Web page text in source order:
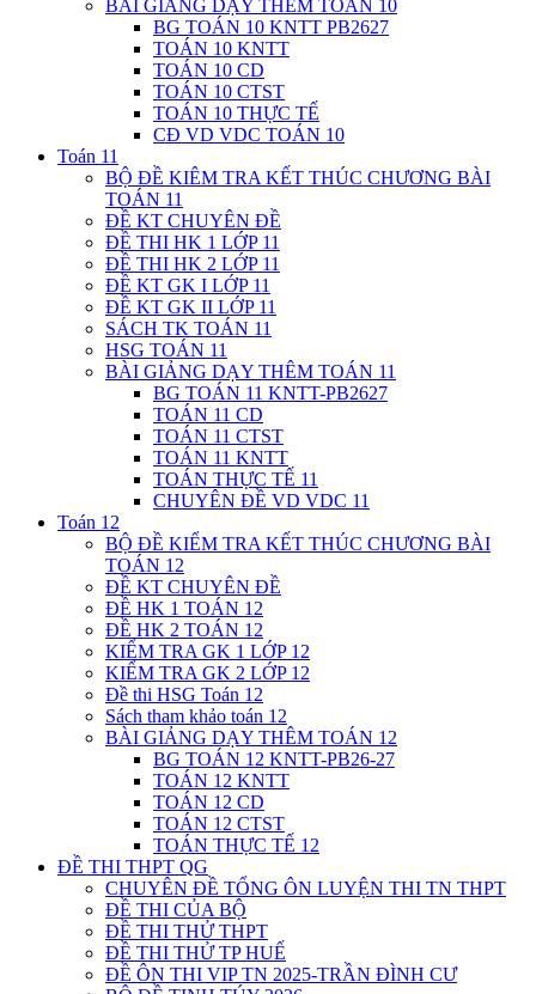
BÀI GIẢNG DẠY THÊM TOÁN 10
BG TOÁN 10 KNTT PB2627
TOÁN 10 KNTT
TOÁN 10 CD
TOÁN 10 CTST
TOÁN 10 THỰC TẾ
CĐ VD VDC TOÁN 10
Toán 11
BỘ ĐỀ KIÊM TRA KẾT THÚC CHƯƠNG BÀI
TOÁN 11
ĐỀ KT CHUYÊN ĐỀ
ĐỀ THI HK 1 LỚP 11
ĐỀ THI HK 2 LỚP 11
ĐỀ KT GK I LỚP 11
ĐỀ KT GK II LỚP 11
SÁCH TK TOÁN 11
HSG TOÁN 11
BÀI GIẢNG DẠY THÊM TOÁN 11
BG TOÁN 11 KNTT-PB2627
TOÁN 11 CD
TOÁN 11 CTST
TOÁN 11 KNTT
TOÁN THỰC TẾ 11
CHUYÊN ĐỀ VD VDC 11
Toán 12
BỘ ĐỀ KIỂM TRA KẾT THÚC CHƯƠNG BÀI
TOÁN 12
ĐỀ KT CHUYÊN ĐỀ
ĐỀ HK 1 TOÁN 12
ĐỀ HK 2 TOÁN 12
KIỂM TRA GK 1 LỚP 12
KIỂM TRA GK 2 LỚP 12
Đề thi HSG Toán 12
Sách tham khảo toán 12
BÀI GIẢNG DẠY THÊM TOÁN 12
BG TOÁN 12 KNTT-PB26-27
TOÁN 12 KNTT
TOÁN 12 CD
TOÁN 12 CTST
TOÁN THỰC TẾ 12
ĐỀ THI THPT QG
CHUYÊN ĐỀ TỔNG ÔN LUYỆN THI TN THPT
ĐỀ THI CỦA BỘ
ĐỀ THI THỬ THPT
ĐỀ THI THỬ TP HUẾ
ĐỀ ÔN THI VIP TN 2025-TRẦN ĐÌNH CƯ